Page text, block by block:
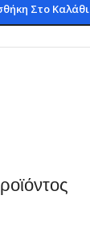
Στο Καλάθι